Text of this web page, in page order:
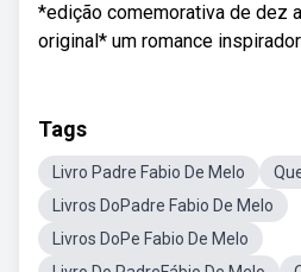
*edição comemorativa de dez
original* um romance
Tags
Livro Padre Fabio De Melo
Livros DoPadre Fabio De Melo
Livros DoPe Fabio De Melo